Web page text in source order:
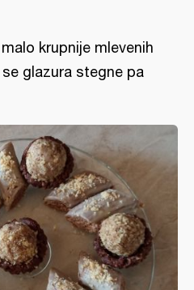
krupnije mlevenih
se glazura stegne pa